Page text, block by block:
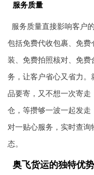
服务质量
服务质量直接影响客户
包括免费代收包裹、免
装、免费拍照核对、免
务，让客户省心又省力
品要寄，又不想一次寄
仓，等攒够一波一起发
对一贴心服务，实时查
态。
奥飞货运的独特优势